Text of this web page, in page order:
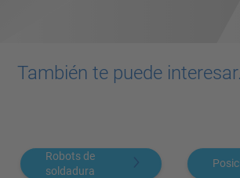
También te puede
Robots de
soldadura